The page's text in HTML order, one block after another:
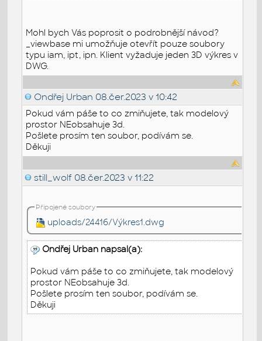
Mohl bych Vás poprosit o podrobnější návod?
_viewbase mi umožňuje otevřít pouze soubory
typu iam, ipt, ipn. Klient vyžaduje jeden 3D výkres v
DWG.
Ondřej Urban 08.čer.2023 v 10:42
Pokud vám páše to co zmiňujete, tak modelový
prostor NEobsahuje 3d.
Pošlete prosím ten soubor, podívám se.
Děkuji
still_wolf 08.čer.2023 v 11:22
Připojené soubory
uploads/24416/Výkres1.dwg
Ondřej Urban napsal(a):
Pokud vám páše to co zmiňujete, tak modelový
prostor NEobsahuje 3d.
Pošlete prosím ten soubor, podívám se.
Děkuji